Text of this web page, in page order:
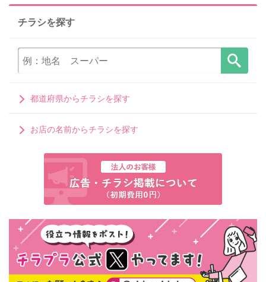
チラシを探す
都道府県からチラシを探す
お店の名前からチラシを探す